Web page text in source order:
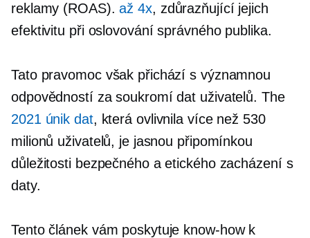
reklamy (ROAS).až 4x, zdůrazňující jejich
efektivitu při oslovování správného publika.
Tato pravomoc však přichází s významnou
odpovědností za soukromí dat uživatelů. The
2021 únik dat, která ovlivnila více než 530
milionů uživatelů, je jasnou připomínkou
důležitosti bezpečného a etického zacházení s
daty.
Tento článek vám poskytuje know-howk